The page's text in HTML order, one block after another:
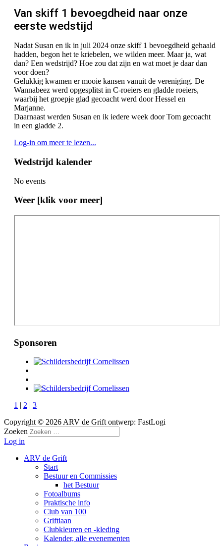
Van skiff 1 bevoegdheid naar onze
eerste wedstijd
Nadat Susan en ik in juli 2024 onze skiff 1 bevoegdheid gehaald
hadden, begon het te kriebelen, we wilden meer. Maar ja, wat
dan? Een wedstrijd? Hoe zou dat zijn en wat moet je daar dan
voor doen?
Gelukkig kwamen er mooie kansen vanuit de vereniging. De
Wannabeez werd opgesplitst in C-roeiers en gladde roeiers,
waarbij het groepje glad gecoacht werd door Hessel en
Marjanne.
Daarnaast werden Susan en ik iedere week door Tom gecoacht
in een gladde 2.
Log-in om meer te lezen...
Wedstrijd kalender
No events
Weer [klik voor meer]
Sponsoren
1 2
3
Copyright © 2026 ARV de Grift ontwerp: FastLogi
Zoeken
Log in
ARV de Grift
Start
Bestuur en Commissies
het Bestuur
Fotoalbums
Praktische info
Club van 100
Griftiaan
Clubkleuren en -kleding
Kalender, alle evenementen